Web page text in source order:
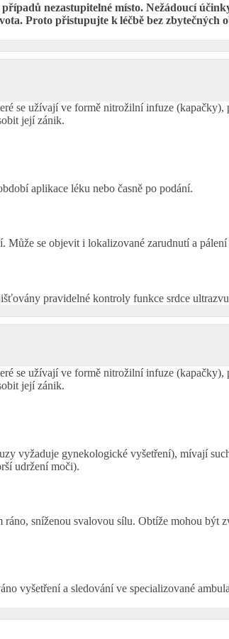
nezastupitelné místo. Nežádoucí
Proto přistupujte k léčbě bez zbytečných
se užívají ve formě nitrožilní infuze
její zánik.
aplikace léku nebo časně po podání.
se objevit i lokalizované zarudnutí a
pravidelné kontroly funkce srdce
se užívají ve formě nitrožilní infuze
její zánik.
vyžaduje gynekologické vyšetření), mívají
udržení moči).
sníženou svalovou sílu. Obtíže mohou být
vyšetření a sledování ve specializované